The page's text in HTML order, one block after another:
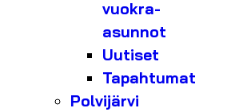
vuokra-
asunnot
Uutiset
Tapahtumat
Polvijärvi